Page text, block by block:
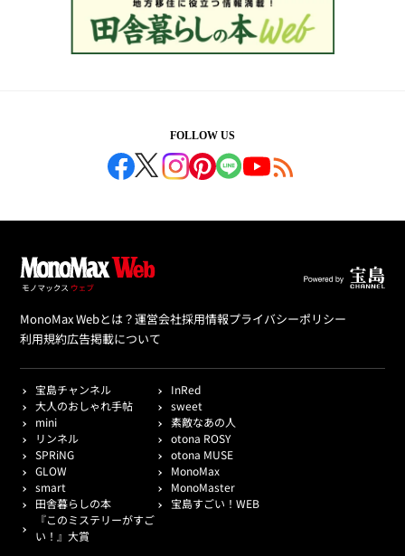
FOLLOW US
MonoMax Webとは？運営会社採用情報プライバシーポリシー
利用規約広告掲載について
宝島チャンネル
InRed
大人のおしゃれ手帖
sweet
mini
素敵なあの人
リンネル
otona ROSY
SPRiNG
otona MUSE
GLOW
MonoMax
smart
MonoMaster
田舎暮らしの本
宝島すごい！WEB
『このミステリーがすご
い！』大賞